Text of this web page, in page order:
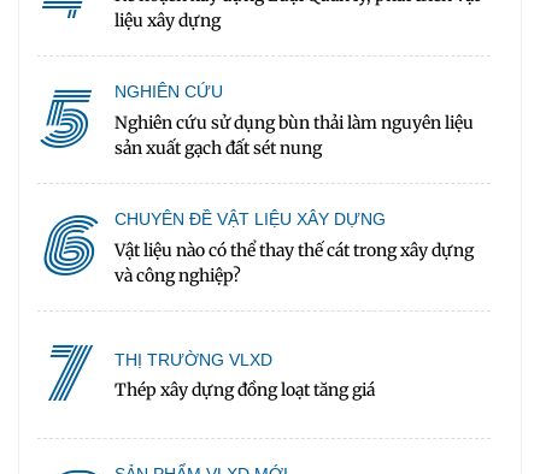
liệu xây dựng
5 NGHIÊN CỨU
Nghiên cứu sử dụng bùn thải làm nguyên liệu
sản xuất gạch đất sét nung
6 CHUYÊN ĐỀ VẬT LIỆU XÂY DỰNG
Vật liệu nào có thể thay thế cát trong xây dựng
và công nghiệp?
7 THỊ TRƯỜNG VLXD
Thép xây dựng đồng loạt tăng giá